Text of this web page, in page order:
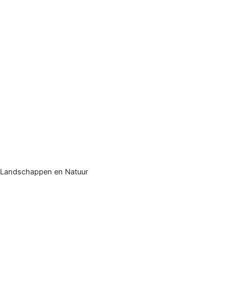
Landschappen en Natuur